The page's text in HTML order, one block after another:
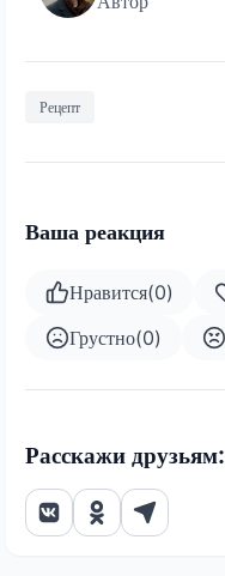
Рецепт
Ваша реакция
Нравится(0)
Грустно(0)
Расскажи друзьям: